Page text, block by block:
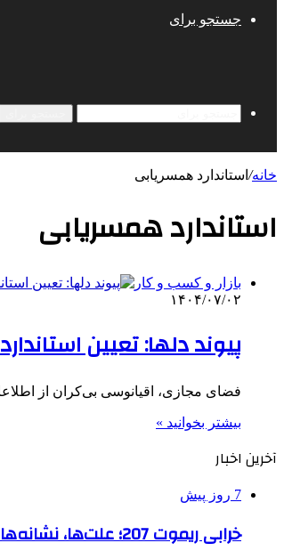
جستجو برای
خانه/ استاندارد همسریابی
استاندارد همسریابی
بازار و کسب و کار
۱۴۰۴/۰۷/۰۲
پیوند دلها: تعیین
فضای مجازی، اقیانوسی بی‌کران از
بیشتر بخوانید »
آخرین اخبار
7 روز پیش
خرابی ریموت 207؛ علت‌ها، نشانه‌ها و روش‌های تعمیر